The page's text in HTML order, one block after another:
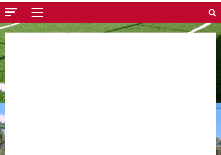
Menu
principale